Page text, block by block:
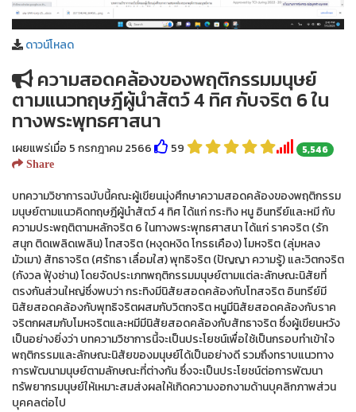
ดาวน์โหลด
ความสอดคล้องของพฤติกรรมมนุษย์
ตามแนวทฤษฎีผู้นำสัตว์ 4 ทิศ กับจริต 6 ใน
ทางพระพุทธศาสนา
เผยแพร่เมื่อ 5 กรกฎาคม 2566 59 5,546
Share
บทความวิชาการฉบับนี้คณะผู้เขียนมุ่งศึกษาความสอดคล้องของพฤติกรรม
มนุษย์ตามแนวคิดทฤษฎีผู้นำสัตว์ 4 ทิศ ได้แก่ กระทิง หนู อินทรีย์และหมี กับ
ความประพฤติตามหลักจริต 6 ในทางพระพุทธศาสนา ได้แก่ ราคจริต (รัก
สนุก ติดเพลิดเพลิน) โทสจริต (หงุดหงิด โกรธเคือง) โมหจริต (ลุ่มหลง
มัวเมา) สัทธาจริต (ศรัทธา เลื่อมใส) พุทธิจริต (ปัญญา ความรู้) และวิตกจริต
(กังวล ฟุ้งซ่าน) โดยจัดประเภทพฤติกรรมมนุษย์ตามแต่ละลักษณะนิสัยที่
ตรงกันส่วนใหญ่ซึ่งพบว่า กระทิงมีนิสัยสอดคล้องกับโทสจริต อินทรีย์มี
นิสัยสอดคล้องกับพุทธิจริตผสมกับวิตกจริต หนูมีนิสัยสอดคล้องกับราค
จริตกผสมกับโมหจริตและหมีมีนิสัยสอดคล้องกับสัทธาจริต ซึ่งผู้เขียนหวัง
เป็นอย่างยิ่งว่า บทความวิชาการนี้จะเป็นประโยชน์เพื่อใช้เป็นกรอบทำเข้าใจ
พฤติกรรมและลักษณะนิสัยของมนุษย์ได้เป็นอย่างดี รวมถึงทราบแนวทาง
การพัฒนามนุษย์ตามลักษณะที่ต่างกัน ซึ่งจะเป็นประโยชน์ต่อการพัฒนา
ทรัพยากรมนุษย์ให้เหมาะสมส่งผลให้เกิดความงอกงามด้านบุคลิกภาพส่วน
บุคคลต่อไป